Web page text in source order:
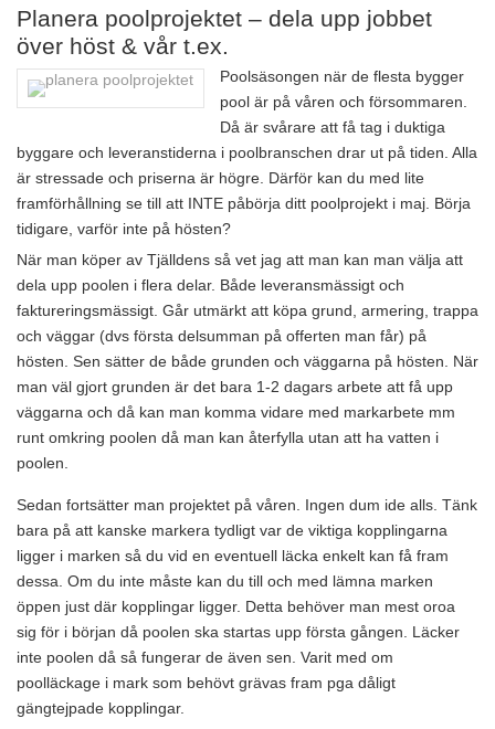
Planera poolprojektet – dela upp jobbet
över höst & vår t.ex.
Poolsäsongen när de flesta bygger
pool är på våren och försommaren.
Då är svårare att få tag i duktiga
byggare och leveranstiderna i poolbranschen drar ut på tiden. Alla
är stressade och priserna är högre. Därför kan du med lite
framförhållning se till att INTE påbörja ditt poolprojekt i maj. Börja
tidigare, varför inte på hösten?
När man köper av Tjälldens så vet jag att man kan man välja att
dela upp poolen i flera delar. Både leveransmässigt och
faktureringsmässigt. Går utmärkt att köpa grund, armering, trappa
och väggar (dvs första delsumman på offerten man får) på
hösten. Sen sätter de både grunden och väggarna på hösten. När
man väl gjort grunden är det bara 1-2 dagars arbete att få upp
väggarna och då kan man komma vidare med markarbete mm
runt omkring poolen då man kan återfylla utan att ha vatten i
poolen.
Sedan fortsätter man projektet på våren. Ingen dum ide alls. Tänk
bara på att kanske markera tydligt var de viktiga kopplingarna
ligger i marken så du vid en eventuell läcka enkelt kan få fram
dessa. Om du inte måste kan du till och med lämna marken
öppen just där kopplingar ligger. Detta behöver man mest oroa
sig för i början då poolen ska startas upp första gången. Läcker
inte poolen då så fungerar de även sen. Varit med om
poolläckage i mark som behövt grävas fram pga dåligt
gängtejpade kopplingar.